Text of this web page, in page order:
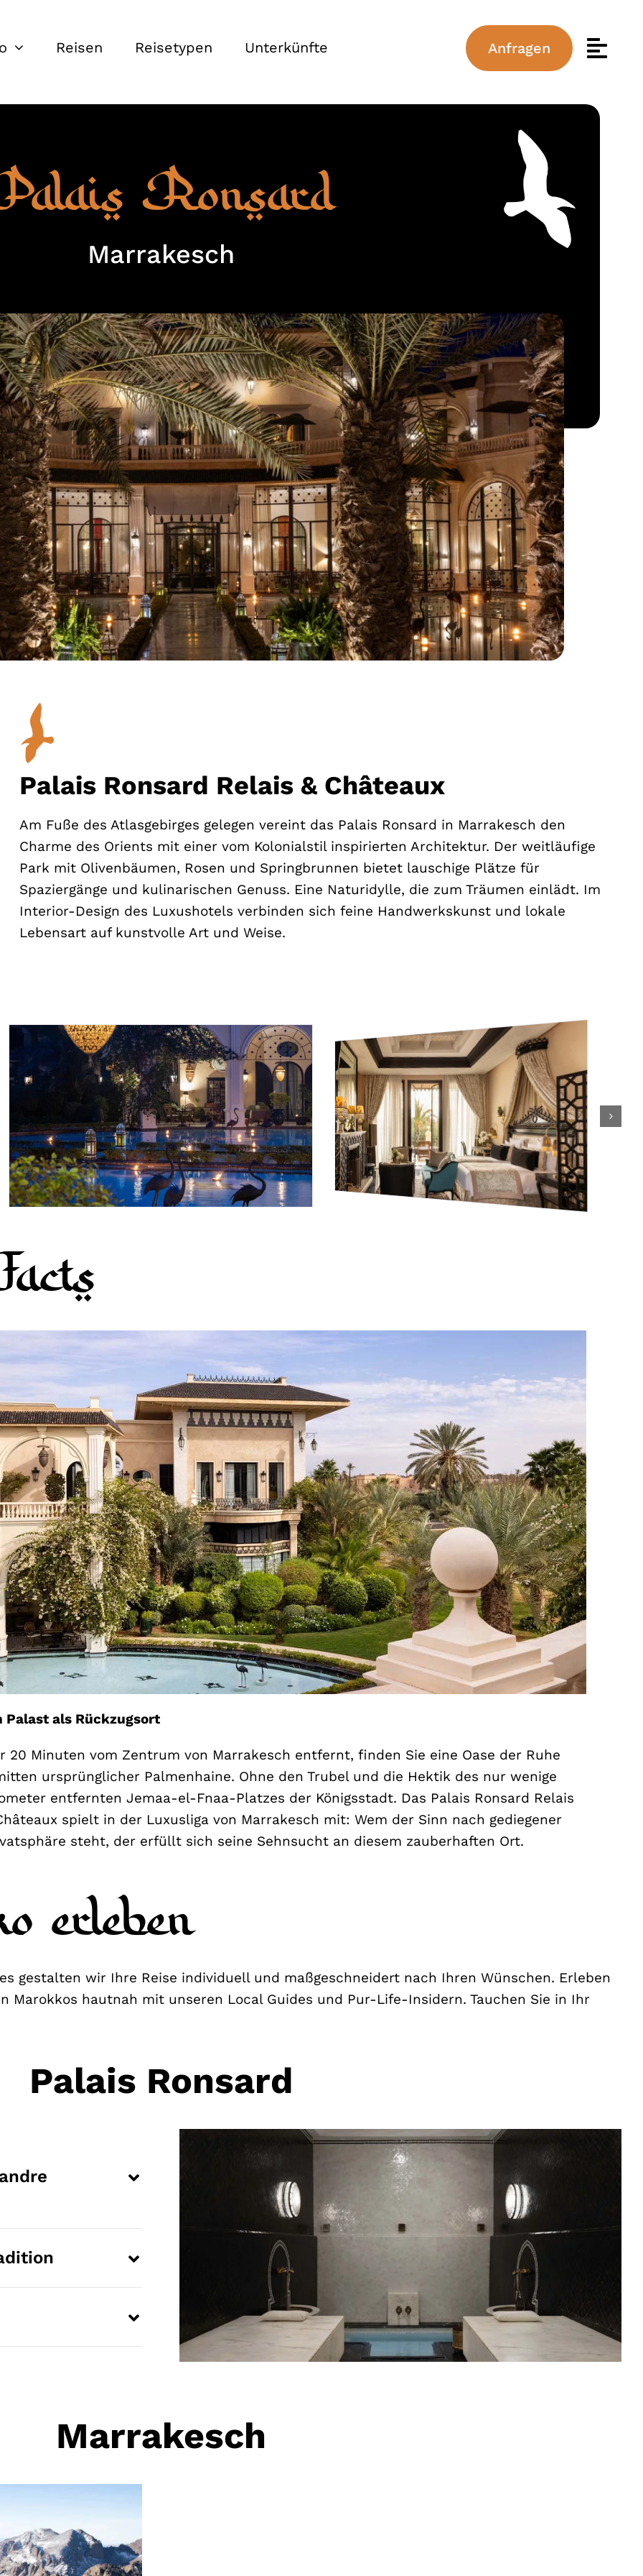
Reisen Reisetypen Unterkünfte Anfragen
Ronsard
Marrakesch
Palais Ronsard Relais & Châteaux
Am Fuße des Atlasgebirges gelegen vereint das Palais Ronsard in Marrakesch den
Charme des Orients mit einer vom Kolonialstil inspirierten Architektur. Der weitläufige
Park mit Olivenbäumen, Rosen und Springbrunnen bietet lauschige Plätze für
Spaziergänge und kulinarischen Genuss. Eine Naturidylle, die zum Träumen einlädt. Im
Interior-Design des Luxushotels verbinden sich feine Handwerkskunst und lokale
Lebensart auf kunstvolle Art und Weise.
Palast als Rückzugsort
20 Minuten vom Zentrum von Marrakesch entfernt, finden Sie eine Oase der Ruhe
ursprünglicher Palmenhaine. Ohne den Trubel und die Hektik des nur wenige
entfernten Jemaa-el-Fnaa-Platzes der Königsstadt. Das Palais Ronsard Relais
spielt in der Luxusliga von Marrakesch mit: Wem der Sinn nach gediegener
steht, der erfüllt sich seine Sehnsucht an diesem zauberhaften Ort.
erleben
gestalten wir Ihre Reise individuell und maßgeschneidert nach Ihren Wünschen. Erleben
Marokkos hautnah mit unseren Local Guides und Pur-Life-Insidern. Tauchen Sie in Ihr
Palais Ronsard
Marrakesch